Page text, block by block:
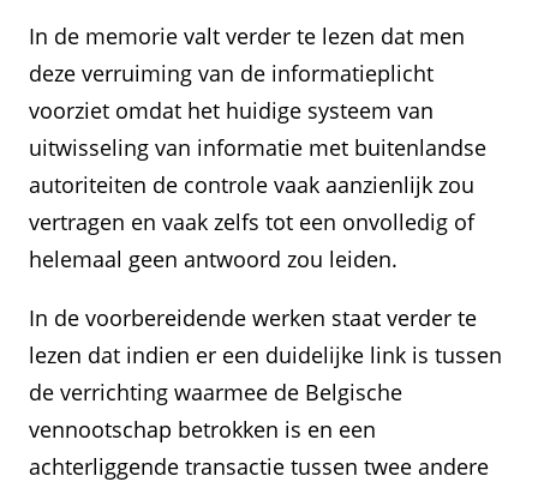
In de memorie valt verder te lezen dat men
deze verruiming van de informatieplicht
voorziet omdat het huidige systeem van
uitwisseling van informatie met buitenlandse
autoriteiten de controle vaak aanzienlijk zou
vertragen en vaak zelfs tot een onvolledig of
helemaal geen antwoord zou leiden.
In de voorbereidende werken staat verder te
lezen dat indien er een duidelijke link is tussen
de verrichting waarmee de Belgische
vennootschap betrokken is en een
achterliggende transactie tussen twee andere